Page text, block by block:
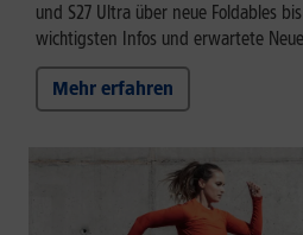
und S27 Ultra über neue Foldables
wichtigsten Infos und erwartete
Mehr erfahren